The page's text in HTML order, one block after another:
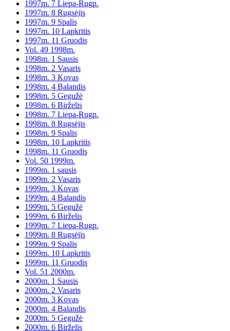
1997m. 7 Liepa-Rugp.
1997m. 8 Rugsėjis
1997m. 9 Spalis
1997m. 10 Lapkritis
1997m. 11 Gruodis
Vol. 49 1998m.
1998m. 1 Sausis
1998m. 2 Vasaris
1998m. 3 Kovas
1998m. 4 Balandis
1998m. 5 Gegužė
1998m. 6 Birželis
1998m. 7 Liepa-Rugp.
1998m. 8 Rugsėjis
1998m. 9 Spalis
1998m. 10 Lapkritis
1998m. 11 Gruodis
Vol. 50 1999m.
1999m. 1 sausis
1999m. 2 Vasaris
1999m. 3 Kovas
1999m. 4 Balandis
1999m. 5 Gegužė
1999m. 6 Birželis
1999m. 7 Liepa-Rugp.
1999m. 8 Rugsėjis
1999m. 9 Spalis
1999m. 10 Lapkritis
1999m. 11 Gruodis
Vol. 51 2000m.
2000m. 1 Sausis
2000m. 2 Vasaris
2000m. 3 Kovas
2000m. 4 Balandis
2000m. 5 Gegužė
2000m. 6 Birželis